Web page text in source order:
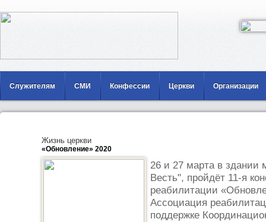
Служителям СМИ Конфессии Церкви Организации
Жизнь церкви
«Обновление» 2020
26 и 27 марта в здании
Весть", пройдёт 11-я
реабилитации
Ассоциация
поддержке